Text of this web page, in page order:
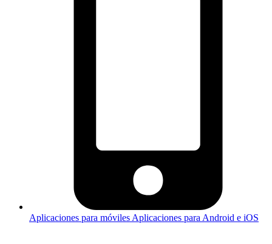
Aplicaciones para móviles Aplicaciones para Android e iOS